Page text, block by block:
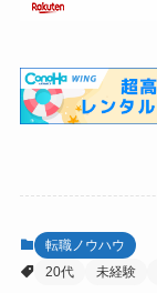
転職ノウハウ
20代
未経験